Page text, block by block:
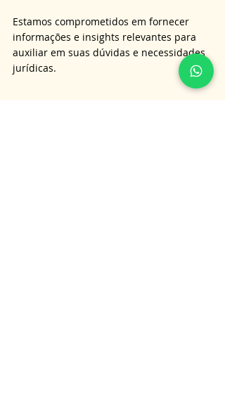
Estamos comprometidos em fornecer
informações e insights relevantes para
auxiliar em suas dúvidas e necessidades
jurídicas.